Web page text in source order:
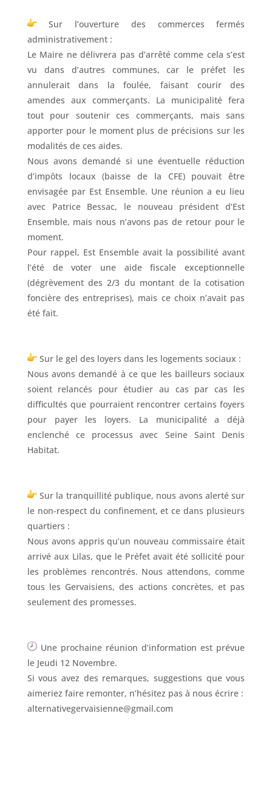
Sur l’ouverture des commerces fermés
administrativement :
Le Maire ne délivrera pas d’arrêté comme cela s’est
vu dans d’autres communes, car le préfet les
annulerait dans la foulée, faisant courir des
amendes aux commerçants. La municipalité fera
tout pour soutenir ces commerçants, mais sans
apporter pour le moment plus de précisions sur les
modalités de ces aides.
Nous avons demandé si une éventuelle réduction
d’impôts locaux (baisse de la CFE) pouvait être
envisagée par Est Ensemble. Une réunion a eu lieu
avec Patrice Bessac, le nouveau président d’Est
Ensemble, mais nous n’avons pas de retour pour le
moment.
Pour rappel, Est Ensemble avait la possibilité avant
l’été de voter une aide fiscale exceptionnelle
(dégrèvement des 2/3 du montant de la cotisation
foncière des entreprises), mais ce choix n’avait pas
été fait.
Sur le gel des loyers dans les logements sociaux :
Nous avons demandé à ce que les bailleurs sociaux
soient relancés pour étudier au cas par cas les
difficultés que pourraient rencontrer certains foyers
pour payer les loyers. La municipalité a déjà
enclenché ce processus avec Seine Saint Denis
Habitat.
Sur la tranquillité publique, nous avons alerté sur
le non-respect du confinement, et ce dans plusieurs
quartiers :
Nous avons appris qu’un nouveau commissaire était
arrivé aux Lilas, que le Préfet avait été sollicité pour
les problèmes rencontrés. Nous attendons, comme
tous les Gervaisiens, des actions concrètes, et pas
seulement des promesses.
Une prochaine réunion d’information est prévue
le Jeudi 12 Novembre.
Si vous avez des remarques, suggestions que vous
aimeriez faire remonter, n’hésitez pas à nous écrire :
alternativegervaisienne@gmail.com